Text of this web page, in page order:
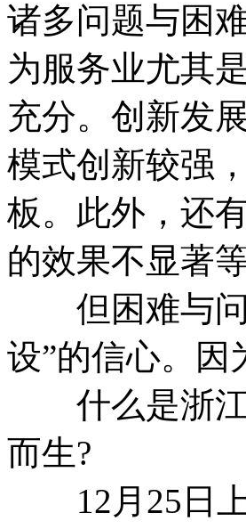
诸多问题与困
为服务业尤其
充分。创新发
模式创新较强
板。此外，还
的效果不显著等
但困难与问
设”的信心。因
什么是浙江
而生?
12月25日上